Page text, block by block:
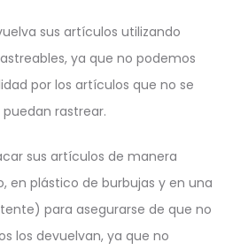
sus artículos utilizando
ya que no podemos
por los artículos que no se
rastrear.
sus artículos de manera
en plástico de burbujas y en una
para asegurarse de que no
los devuelvan, ya que no